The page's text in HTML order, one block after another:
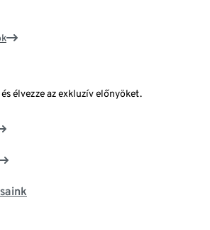
élvezze az exkluzív előnyöket.